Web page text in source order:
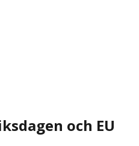
och EU